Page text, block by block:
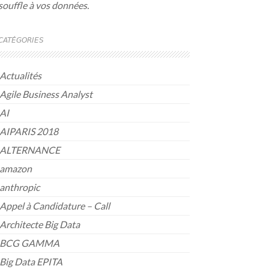
souffle à vos données.
Actualités
Agile Business Analyst
AI
AIPARIS 2018
ALTERNANCE
amazon
anthropic
Appel à Candidature – Call
Architecte Big Data
BCG GAMMA
Big Data EPITA